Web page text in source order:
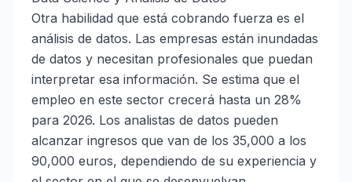
Otra habilidad que está cobrando fuerza es el
análisis de datos. Las empresas están inundadas
de datos y necesitan profesionales que puedan
interpretar esa información. Se estima que el
empleo en este sector crecerá hasta un 28%
para 2026. Los analistas de datos pueden
alcanzar ingresos que van de los 35,000 a los
90,000 euros, dependiendo de su experiencia y